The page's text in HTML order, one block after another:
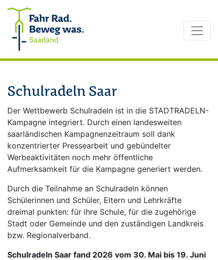
Zum Inhalt springen
Schulradeln Saar
Der Wettbewerb Schulradeln ist in die STADTRADELN-
Kampagne integriert. Durch einen landesweiten
saarländischen Kampagnenzeitraum soll dank
konzentrierter Pressearbeit und gebündelter
Werbeaktivitäten noch mehr öffentliche
Aufmerksamkeit für die Kampagne generiert werden.
Durch die Teilnahme an Schulradeln können
Schülerinnen und Schüler, Eltern und Lehrkräfte
dreimal punkten: für ihre Schule, für die zugehörige
Stadt oder Gemeinde und den zuständigen Landkreis
bzw. Regionalverband.
Schulradeln Saar fand 2026 vom 30. Mai bis 19. Juni